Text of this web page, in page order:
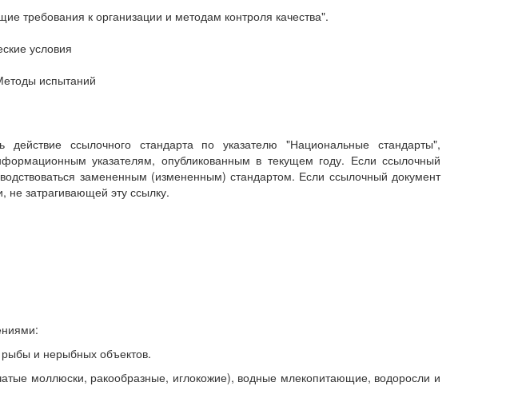
требования к организации и методам контроля качества".
условия
испытаний
ссылочного стандарта по указателю "Национальные стандарты",
указателям, опубликованным в текущем году. Если ссылочный
замененным (измененным) стандартом. Если ссылочный документ
не затрагивающей эту ссылку.
рыбы и нерыбных объектов.
моллюски, ракообразные, иглокожие), водные млекопитающие, водоросли и